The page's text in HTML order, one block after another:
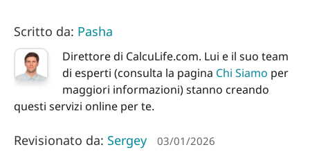
Scritto da: Pasha
Direttore di CalcuLife.com. Lui e il suo team
di esperti (consulta la pagina Chi Siamo per
maggiori informazioni) stanno creando
questi servizi online per te.
Revisionato da: Sergey 03/01/2026